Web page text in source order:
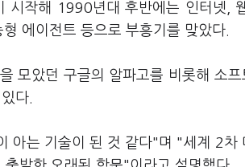
작해 1990년대 후반에는 인터넷,
에이전트 등으로 부흥기를 맞았다.
모았던 구글의 알파고를 비롯해 소
다.
아는 기술이 된 것 같다"며 "세계 2차